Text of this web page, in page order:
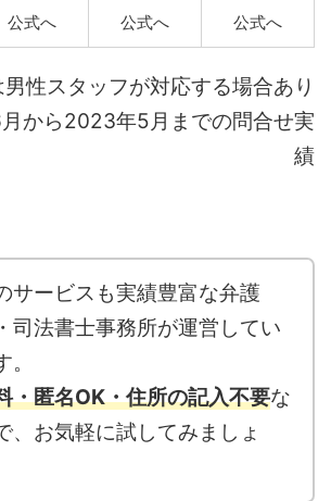
公式へ 公式へ 公式へ
性スタッフが対応する場合あり
から2023年5月までの問合せ実
績
サービスも実績豊富な弁護
司法書士事務所が運営してい
。
・匿名OK・住所の記入不要な
、お気軽に試してみましょ